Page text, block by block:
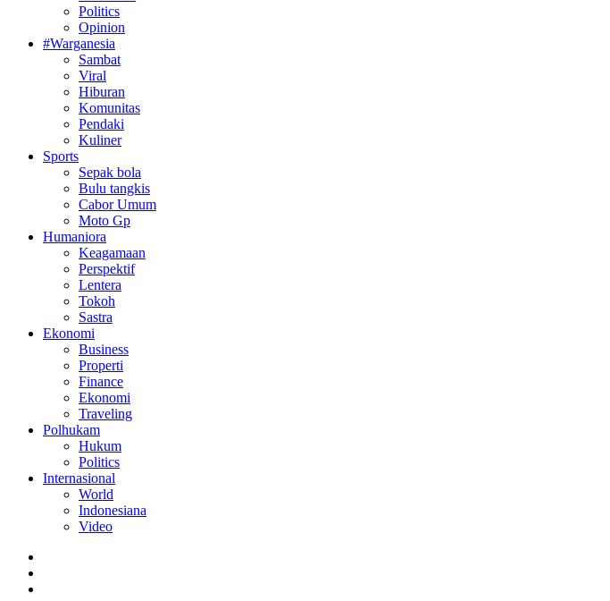
Politics
Opinion
#Warganesia
Sambat
Viral
Hiburan
Komunitas
Pendaki
Kuliner
Sports
Sepak bola
Bulu tangkis
Cabor Umum
Moto Gp
Humaniora
Keagamaan
Perspektif
Lentera
Tokoh
Sastra
Ekonomi
Business
Properti
Finance
Ekonomi
Traveling
Polhukam
Hukum
Politics
Internasional
World
Indonesiana
Video